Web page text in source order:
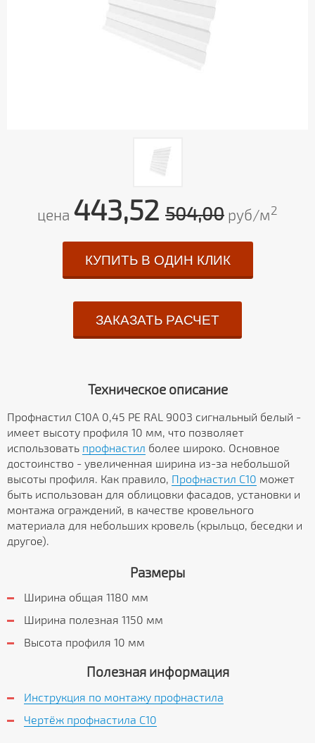
цена 443,52 504,00 руб/м2
КУПИТЬ В ОДИН КЛИК
ЗАКАЗАТЬ РАСЧЕТ
Техническое описание
Профнастил С10A 0,45 PE RAL 9003 сигнальный белый -
имеет высоту профиля 10 мм, что позволяет
использовать профнастил более широко. Основное
достоинство - увеличенная ширина из-за небольшой
высоты профиля. Как правило, Профнастил C10 может
быть использован для облицовки фасадов, установки и
монтажа ограждений, в качестве кровельного
материала для небольших кровель (крыльцо, беседки и
другое).
Размеры
Ширина общая 1180 мм
Ширина полезная 1150 мм
Высота профиля 10 мм
Полезная информация
Инструкция по монтажу профнастила
Чертёж профнастила C10